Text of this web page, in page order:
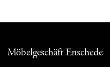
Möbelgeschäft Enschede